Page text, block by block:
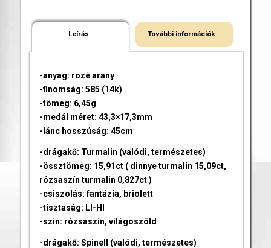
Leírás További információk
-anyag: rozé arany
-finomság: 585 (14k)
-tömeg: 6,45g
-medál méret: 43,3×17,3mm
-lánc hosszúság: 45cm
-drágakő: Turmalin (valódi, természetes)
-össztömeg: 15,91ct ( dinnye turmalin 15,09ct,
rózsaszín turmalin 0,827ct )
-csiszolás: fantázia, briolett
-tisztaság: LI-HI
-szín: rózsaszín, világoszöld
-drágakő: Spinell (valódi, természetes)